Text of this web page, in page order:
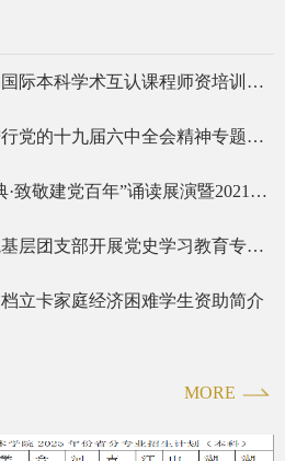
我校举办2025年第二期国际本科学术互认课程师资培训校内预培训
副校长安文忠到我院进行党的十九届六中全会精神专题宣讲
我院举办“传颂红色经典·致敬建党百年”诵读展演暨2021届毕业生表彰大会
副校长安文忠深入我院基层团支部开展党史学习教育专题宣讲座谈暨学习习近平总书记在清华大学考察时的重要讲话精神专题会
立卡家庭经济困难学生资助简介
MORE